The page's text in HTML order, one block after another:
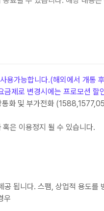
용가능합니다.(해외에서 개통
제로 변경시에는 프로모션 할
화 및 부가전화
은 이용정지 될 수 있습니다.
됩니다. 스팸, 상업적 용도를
우